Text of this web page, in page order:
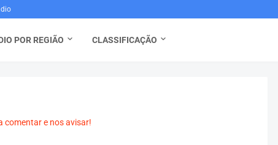
POR REGIÃO CLASSIFICAÇÃO
comentar e nos avisar!